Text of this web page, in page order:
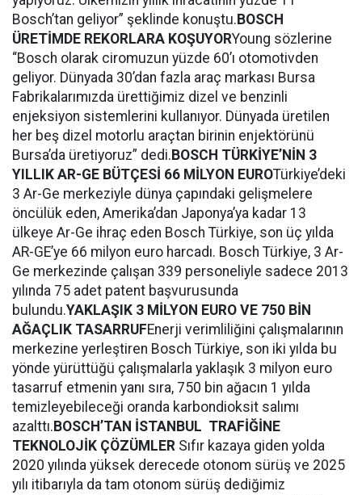
Bosch’tan geliyor” şeklinde konuştu. BOSCH
ÜRETİMDE REKORLARA KOŞUYORYoung sözlerine
“Bosch olarak ciromuzun yüzde 60’ı otomotivden
geliyor. Dünyada 30’dan fazla araç markası Bursa
Fabrikalarımızda ürettiğimiz dizel ve benzinli
enjeksiyon sistemlerini kullanıyor. Dünyada üretilen
her beş dizel motorlu araçtan birinin enjektörünü
Bursa’da üretiyoruz” dedi. BOSCH TÜRKİYE’NİN 3
YILLIK AR-GE BÜTÇESİ 66 MİLYON EUROTürkiye’deki
3 Ar-Ge merkeziyle dünya çapındaki gelişmelere
öncülük eden, Amerika’dan Japonya’ya kadar 13
ülkeye Ar-Ge ihraç eden Bosch Türkiye, son üç yılda
AR-GE’ye 66 milyon euro harcadı. Bosch Türkiye, 3 Ar-
Ge merkezinde çalışan 339 personeliyle sadece 2013
yılında 75 adet patent başvurusunda
bulundu.YAKLAŞIK 3 MİLYON EURO VE 750 BİN
AĞAÇLIK TASARRUFEnerji verimliliğini çalışmalarının
merkezine yerleştiren Bosch Türkiye, son iki yılda bu
yönde yürüttüğü çalışmalarla yaklaşık 3 milyon euro
tasarruf etmenin yanı sıra, 750 bin ağacın 1 yılda
temizleyebileceği oranda karbondioksit salımı
azalttı. BOSCH’TAN İSTANBUL TRAFİĞİNE
TEKNOLOJİK ÇÖZÜMLER Sıfır kazaya giden yolda
2020 yılında yüksek derecede otonom sürüş ve 2025
yılı itibarıyla da tam otonom sürüş dediğimiz